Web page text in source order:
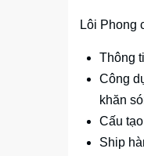
Lôi Phong
Thông
Công
khăn
Cấu
Ship